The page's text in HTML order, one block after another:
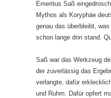
Emeritus Saß
Mythos als Koryphäe
genau das überbleibt, was
schon lange drin stand.
Saß war das Werkzeug
der zuverlässig das
verlangte, dafür
und Ruhm. Dafür opfert